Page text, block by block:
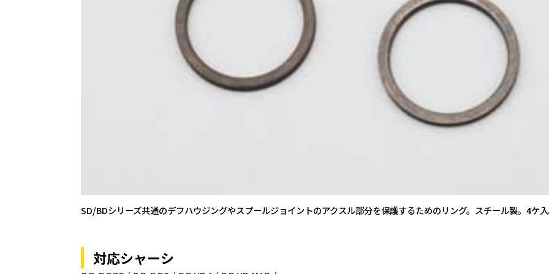
SD/BDシリーズ共通のデフハウジングやスプールジョイントのアクスル部分を保護するためのリング。スチール製。4ケ
対応シャーシ